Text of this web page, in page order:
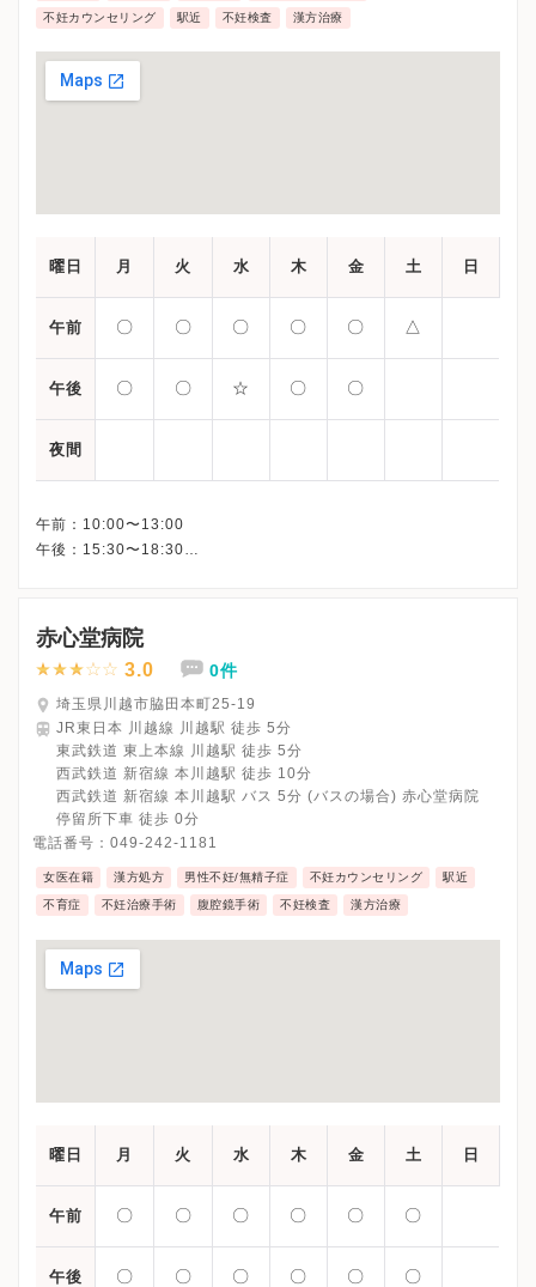
不妊カウンセリング 駅近 不妊検査 漢方治療
曜日 月 火 水 木 金 土 日
午前 〇 〇 〇 〇 〇 △
午後 〇 〇 ☆ 〇 〇
夜間
午前：10:00〜13:00
午後：15:30〜18:30
赤心堂病院
3.0 0件
埼玉県川越市脇田本町25-19
JR東日本 川越線 川越駅 徒歩 5分
東武鉄道 東上本線 川越駅 徒歩 5分
西武鉄道 新宿線 本川越駅 徒歩 10分
西武鉄道 新宿線 本川越駅 バス 5分 (バスの場合) 赤心堂病院
停留所下車 徒歩 0分
電話番号： 049-242-1181
女医在籍 漢方処方 男性不妊/無精子症 不妊カウンセリング 駅近
不育症 不妊治療手術 腹腔鏡手術 不妊検査 漢方治療
曜日 月 火 水 木 金 土 日
午前 〇 〇 〇 〇 〇 〇
午後 〇 〇 〇 〇 〇 〇